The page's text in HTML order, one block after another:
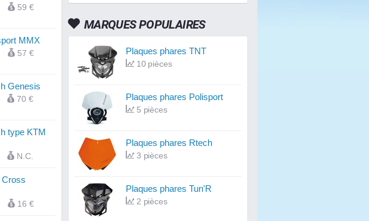
59 €
MMX
57 €
Genesis
70 €
type KTM
N.C.
Cross
16 €
MARQUES POPULAIRES
Plaques phares TNT
10 pièces
Plaques phares Polisport
5 pièces
Plaques phares Rtech
3 pièces
Plaques phares Tun'R
2 pièces